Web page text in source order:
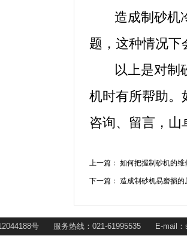
造成制砂机冷
题，这种情况下
以上是对制砂
机时有所帮助。
咨询、留言，
上一篇： 如何把握制砂机的
下一篇： 造成制砂机易磨损的
12044188号 服务热线：021-61995535 E-mail